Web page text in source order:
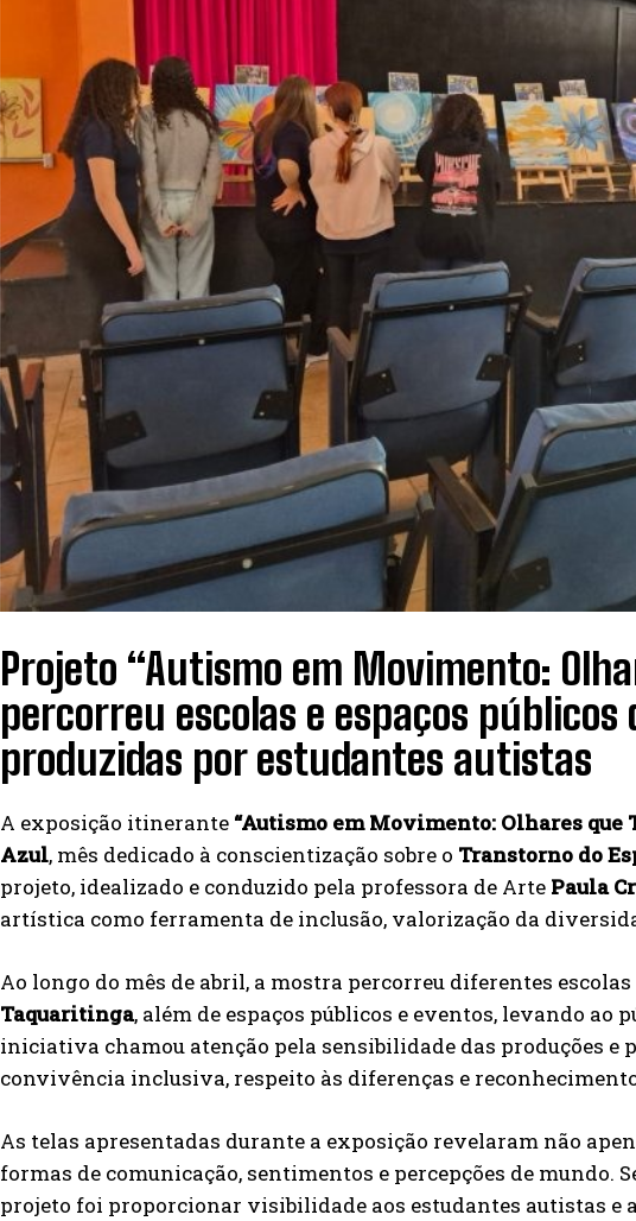
Projeto “Autismo em Movimento:
percorreu escolas e espaços
produzidas por estudantes autistas
A exposição itinerante “Autismo em Movimento: Olhares que
Azul, mês dedicado à conscientização sobre o Transtorno do
projeto, idealizado e conduzido pela professora de Arte Paula
artística como ferramenta de inclusão, valorização da
Ao longo do mês de abril, a mostra percorreu diferentes
Taquaritinga, além de espaços públicos e eventos, levando
iniciativa chamou atenção pela sensibilidade das produções e
convivência inclusiva, respeito às diferenças e
As telas apresentadas durante a exposição revelaram não
formas de comunicação, sentimentos e percepções de mundo.
projeto foi proporcionar visibilidade aos estudantes autistas e